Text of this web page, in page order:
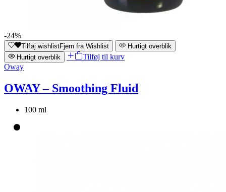
-24%
Tilføj wishlistFjern fra Wishlist
Hurtigt overblik
Hurtigt overblik
Tilføj til kurv
Oway
OWAY – Smoothing Fluid
100 ml